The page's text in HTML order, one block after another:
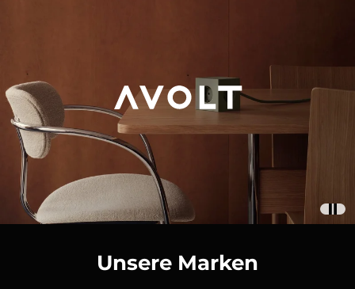
Unsere Marken